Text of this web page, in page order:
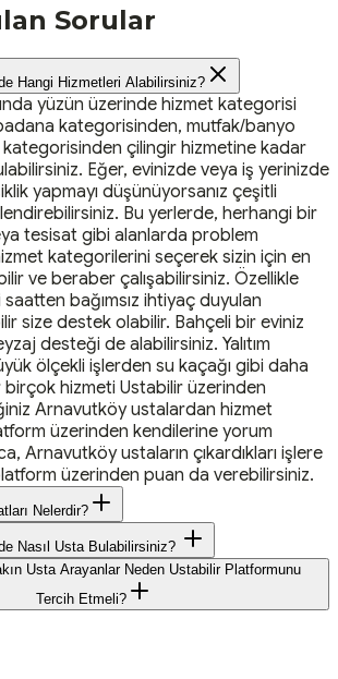
Sorular
Hangi Hizmetleri Alabilirsiniz?
yüzün üzerinde hizmet kategorisi
kategorisinden, mutfak/banyo
çilingir hizmetine kadar
Eğer, evinizde veya iş yerinizde
yapmayı düşünüyorsanız çeşitli
Bu yerlerde, herhangi bir
tesisat gibi alanlarda problem
kategorilerini seçerek sizin için en
ve beraber çalışabilirsiniz. Özellikle
bağımsız ihtiyaç duyulan
size destek olabilir. Bahçeli bir eviniz
desteği de alabilirsiniz. Yalıtım
ölçekli işlerden su kaçağı gibi daha
hizmeti Ustabilir üzerinden
Arnavutköy ustalardan hizmet
üzerinden kendilerine yorum
Arnavutköy ustaların çıkardıkları işlere
üzerinden puan da verebilirsiniz.
Nelerdir?
Nasıl Usta Bulabilirsiniz?
Usta Arayanlar Neden Ustabilir Platformunu
Tercih Etmeli?